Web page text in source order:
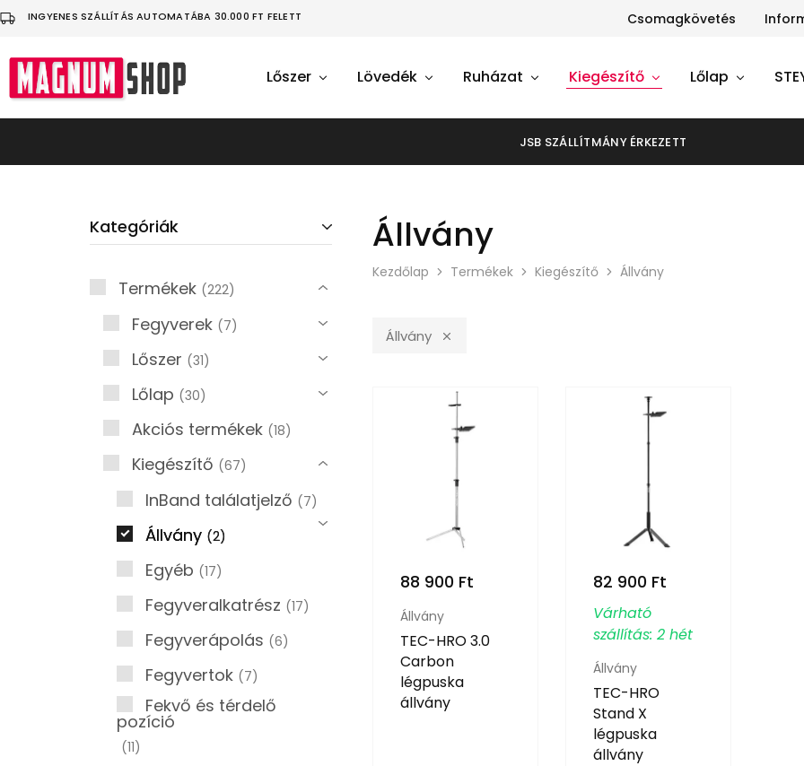
INGYENES SZÁLLÍTÁS AUTOMATÁBA 30.000 FT FELETT Csomagkövetés
MagnumShop
Üdvözlünk
a
sportlövő
webáruházunkban!
Lőszer Lövedék Ruházat Kiegészítő Lőlap
JSB SZÁLLÍTMÁNY ÉRKEZETT
Állvány
Kezdőlap Termékek Kiegészítő Állvány
Állvány
88 900 Ft
Állvány
TEC-HRO 3.0
Carbon
légpuska
állvány
82 900 Ft
Várható
szállítás: 2 hét
Állvány
TEC-HRO
Stand X
légpuska
állvány
Kategóriák
Termékek 222
Fegyverek 7
Lőszer 31
Lőlap 30
Akciós termékek 18
Kiegészítő 67
InBand találatjelző 7
Állvány 2
Egyéb 17
Fegyveralkatrész 17
Fegyverápolás 6
Fegyvertok 7
Fekvő és térdelő
pozíció
11